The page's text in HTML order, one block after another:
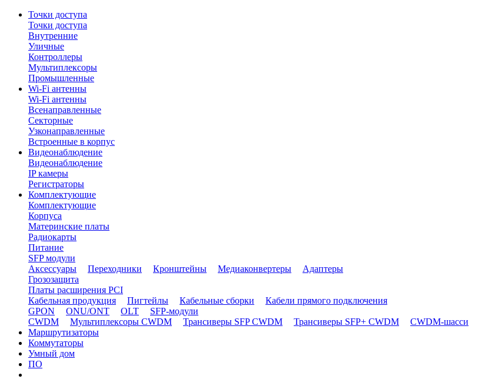
Точки доступа
Точки доступа
Внутренние
Уличные
Контроллеры
Мультиплексоры
Промышленные
Wi-Fi антенны
Wi-Fi антенны
Всенаправленные
Секторные
Узконаправленные
Встроенные в корпус
Видеонаблюдение
Видеонаблюдение
IP камеры
Регистраторы
Комплектующие
Комплектующие
Корпуса
Материнские платы
Радиокарты
Питание
SFP модули
Аксессуары
Переходники Кронштейны Медиаконвертеры
Адаптеры
Грозозащита
Платы расширения PCI
Кабельная продукция
Пигтейлы Кабельные сборки
Кабели прямого подключения
GPON
ONU/ONT OLT
SFP-модули
CWDM
Мультиплексоры CWDM Трансиверы SFP CWDM Трансиверы SFP+ CWDM
CWDM-шасси
Маршрутизаторы
Коммутаторы
Умный дом
ПО